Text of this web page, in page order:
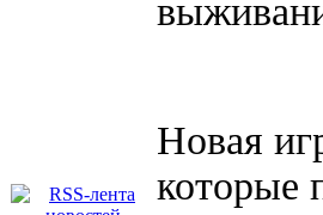
Новая
которые